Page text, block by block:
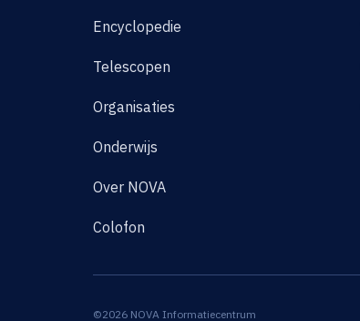
Encyclopedie
Telescopen
Organisaties
Onderwijs
Over NOVA
Colofon
©2026 NOVA Informatiecentrum